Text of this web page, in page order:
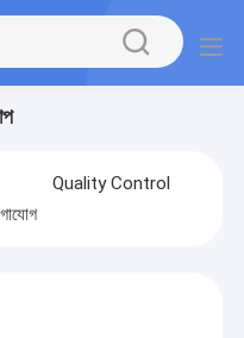
Quality Control